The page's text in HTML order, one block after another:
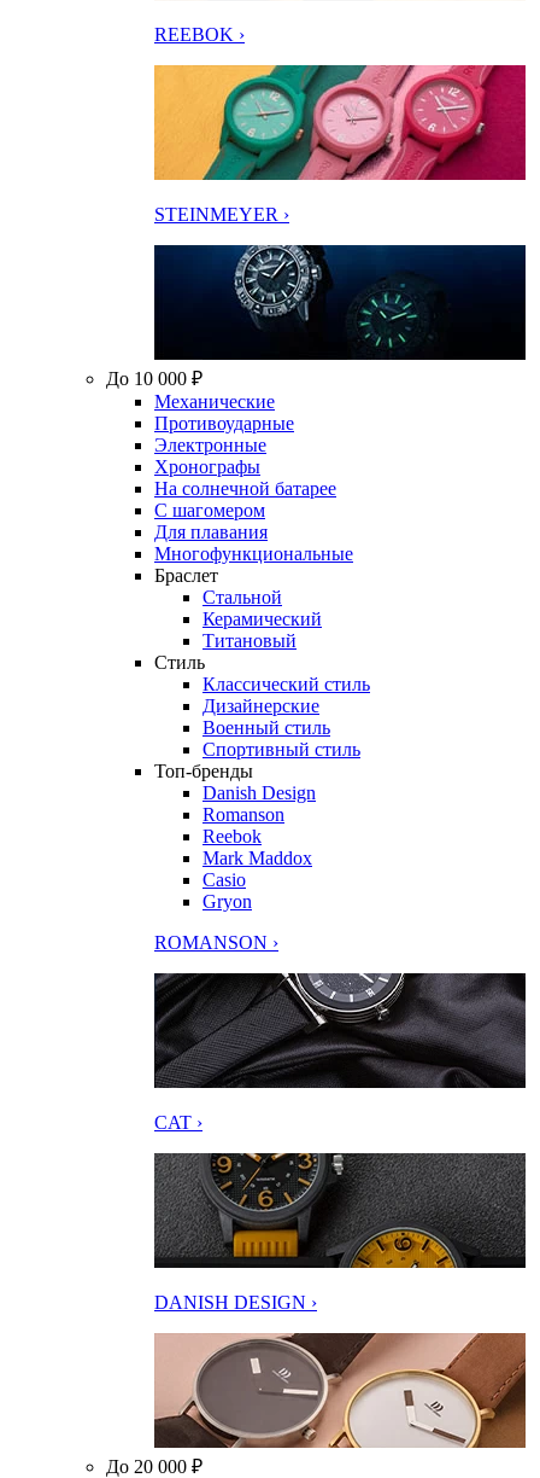
REEBOK ›
STEINMEYER ›
До 10 000 ₽
Механические
Противоударные
Электронные
Хронографы
На солнечной батарее
С шагомером
Для плавания
Многофункциональные
Браслет
Стальной
Керамический
Титановый
Стиль
Классический стиль
Дизайнерские
Военный стиль
Спортивный стиль
Топ-бренды
Danish Design
Romanson
Reebok
Mark Maddox
Casio
Gryon
ROMANSON ›
CAT ›
DANISH DESIGN ›
До 20 000 ₽